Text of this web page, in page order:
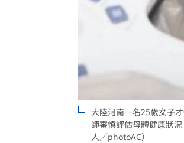
三立iNEWS新聞台線
台彩父親節推新刮刮
商場戰國來臨 台中「
「拍片人的多重宇宙
8國球員齊聚高雄
大陸河南一名25歲女子
師審慎評估母體健康狀
人／photoAC）